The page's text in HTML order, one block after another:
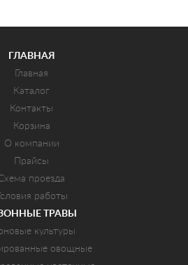
ГЛАВНАЯ
Главная
Каталог
Контакты
Корзина
О компании
Прайсы
проезда
работы
ТРАВЫ
культуры
овощные